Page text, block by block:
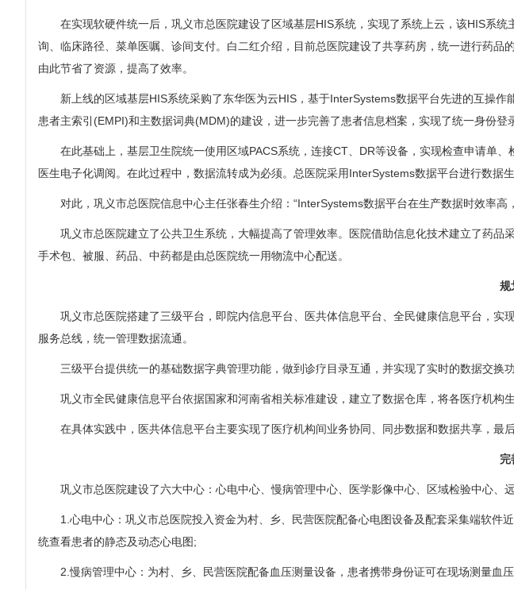
在实现软硬件统一后，巩义市总医院建设了区域基层HIS系统，实现了系统上云，该HIS系统
询、临床路径、菜单医嘱、诊间支付。白二红介绍，目前总医院建设了共享药房，统一进行药
由此节省了资源，提高了效率。
新上线的区域基层HIS系统采购了东华医为云HIS，基于InterSystems数据平台先进的互操作
患者主索引(EMPI)和主数据词典(MDM)的建设，进一步完善了患者信息档案，实现了统一身份登
在此基础上，基层卫生院统一使用区域PACS系统，连接CT、DR等设备，实现检查申请单、
医生电子化调阅。在此过程中，数据流转成为必须。总医院采用InterSystems数据平台进行数据生
对此，巩义市总医院信息中心主任张春生介绍：“InterSystems数据平台在生产数据时效率高
巩义市总医院建立了公共卫生系统，大幅提高了管理效率。医院借助信息化技术建立了药品
手术包、被服、药品、中药都是由总医院统一用物流中心配送。
规
巩义市总医院搭建了三级平台，即院内信息平台、医共体信息平台、全民健康信息平台，实
服务总线，统一管理数据流通。
三级平台提供统一的基础数据字典管理功能，做到诊疗目录互通，并实现了实时的数据交换
巩义市全民健康信息平台依据国家和河南省相关标准建设，建立了数据仓库，将各医疗机构
在具体实践中，医共体信息平台主要实现了医疗机构间业务协同、同步数据和数据共享，最
完
巩义市总医院建设了六大中心：心电中心、慢病管理中心、医学影像中心、区域检验中心、远
1.心电中心：巩义市总医院投入资金为村、乡、民营医院配备心电图设备及配套采集端软件
统查看患者的静态及动态心电图;
2.慢病管理中心：为村、乡、民营医院配备血压测量设备，患者携带身份证可在现场测量血